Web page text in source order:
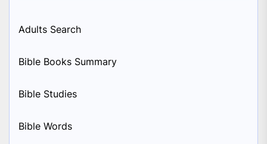
Adults Search
Bible Books Summary
Bible Studies
Bible Words